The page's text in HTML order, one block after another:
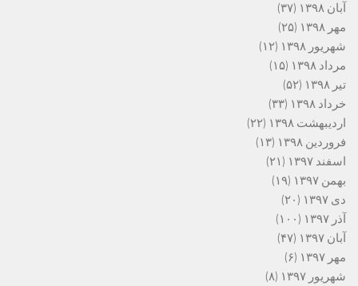
آبان ۱۳۹۸
(۳۷)
مهر ۱۳۹۸
(۲۵)
شهریور ۱۳۹۸
(۱۲)
مرداد ۱۳۹۸
(۱۵)
تیر ۱۳۹۸
(۵۲)
خرداد ۱۳۹۸
(۳۳)
اردیبهشت ۱۳۹۸
(۲۲)
فروردین ۱۳۹۸
(۱۳)
اسفند ۱۳۹۷
(۲۱)
بهمن ۱۳۹۷
(۱۹)
دی ۱۳۹۷
(۲۰)
آذر ۱۳۹۷
(۱۰۰)
آبان ۱۳۹۷
(۴۷)
مهر ۱۳۹۷
(۶)
شهریور ۱۳۹۷
(۸)